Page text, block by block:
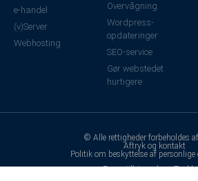
e-handel
(v)Server
Webhosting
Overvågning
Wordpress-
opdateringer
SEO-service
Gør webstedet
hurtigere
© Alle rettigheder forbeholdes af
Aftryk og kontakt
Politik om beskyttelse af
Fremstillet med ❤ i